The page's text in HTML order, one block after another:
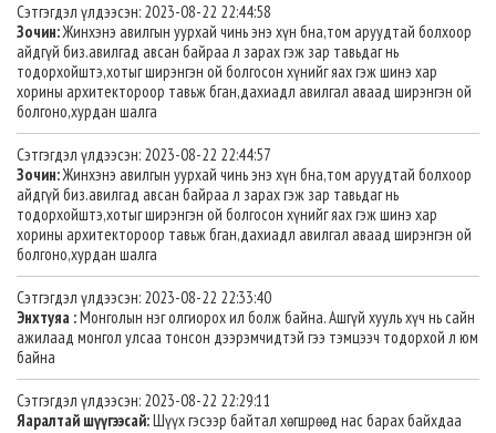
Сэтгэгдэл үлдээсэн: 2023-08-22 22:44:58
Зочин:Жинхэнэ авилгын уурхай чинь энэ хүн бна,том аруудтай болхоор
айдгүй биз.авилгад авсан байраа л зарах гэж зар тавьдаг нь
тодорхойштэ,хотыг ширэнгэн ой болгосон хүнийг яах гэж шинэ хар
хорины архитектороор тавьж бган,дахиадл авилгал аваад ширэнгэн ой
болгоно,хурдан шалга
Сэтгэгдэл үлдээсэн: 2023-08-22 22:44:57
Зочин:Жинхэнэ авилгын уурхай чинь энэ хүн бна,том аруудтай болхоор
айдгүй биз.авилгад авсан байраа л зарах гэж зар тавьдаг нь
тодорхойштэ,хотыг ширэнгэн ой болгосон хүнийг яах гэж шинэ хар
хорины архитектороор тавьж бган,дахиадл авилгал аваад ширэнгэн ой
болгоно,хурдан шалга
Сэтгэгдэл үлдээсэн: 2023-08-22 22:33:40
Энхтуяа :Монголын нэг олгиорох ил болж байна. Ашгүй хууль хүч нь сайн
ажилаад монгол улсаа тонсон дээрэмчидтэй гээ тэмцээч тодорхой л юм
байна
Сэтгэгдэл үлдээсэн: 2023-08-22 22:29:11
Яаралтай шүүгээсай:Шүүх гэсээр байтал хөгшрөөд нас барах байхдаа